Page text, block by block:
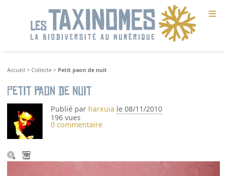
≡
Accueil >Collecte > Petit paon de nuit
Petit paon de nuit
Publié par harxuia le 08/11/2010
196 vues
0 commentaire